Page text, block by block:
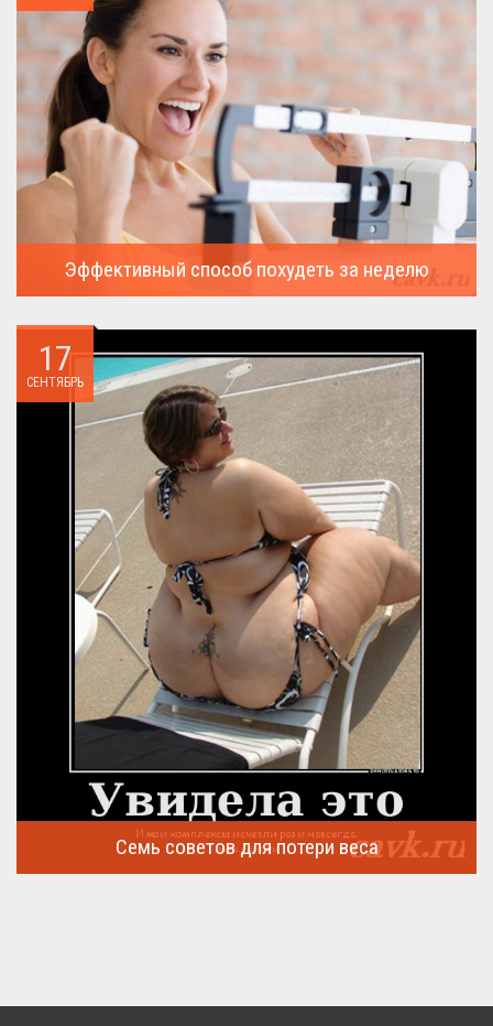
Эффективный способ похудеть за неделю
всегда...
17
СЕНТЯБРЬ
Семь советов для потери веса